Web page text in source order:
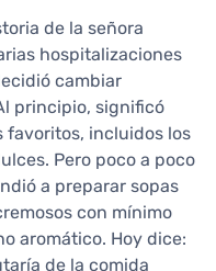
de la señora
hospitalizaciones
cambiar
principio, significó
favoritos, incluidos los
Pero poco a poco
a preparar sopas
con mínimo
aromático. Hoy dice:
de la comida